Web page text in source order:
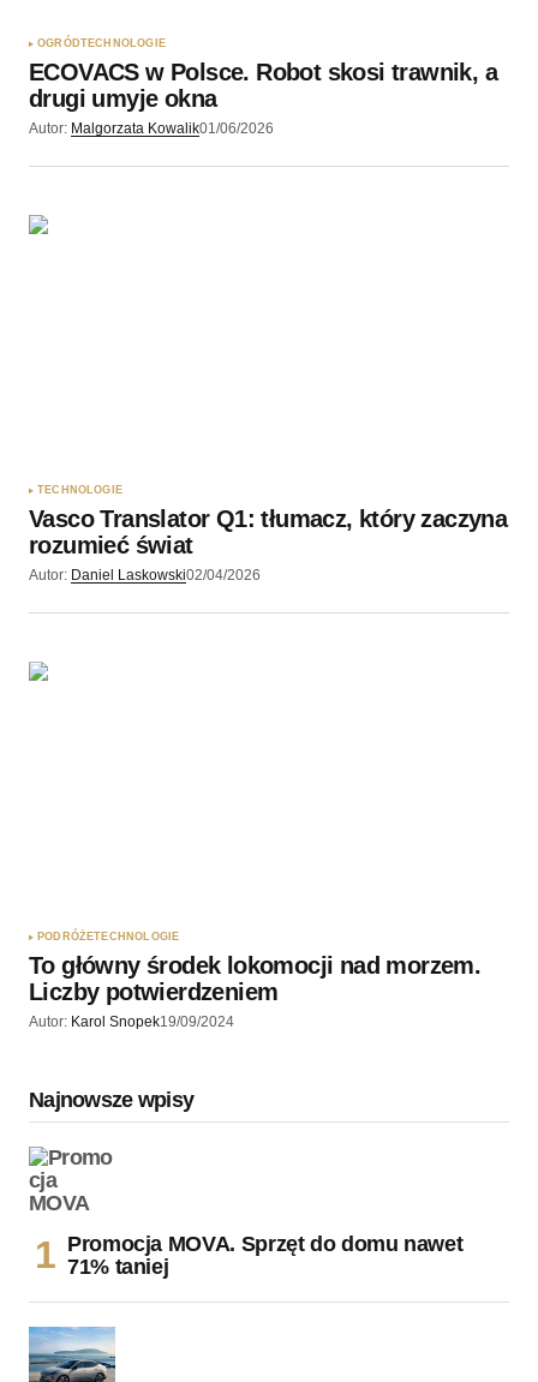
OGRÓDTECHNOLOGIE
ECOVACS w Polsce. Robot skosi trawnik, a
drugi umyje okna
Autor: Malgorzata Kowalik01/06/2026
TECHNOLOGIE
Vasco Translator Q1: tłumacz, który zaczyna
rozumieć świat
Autor: Daniel Laskowski02/04/2026
PODRÓŻETECHNOLOGIE
To główny środek lokomocji nad morzem.
Liczby potwierdzeniem
Autor: Karol Snopek19/09/2024
Najnowsze wpisy
Promocja MOVA. Sprzęt do domu nawet
71% taniej